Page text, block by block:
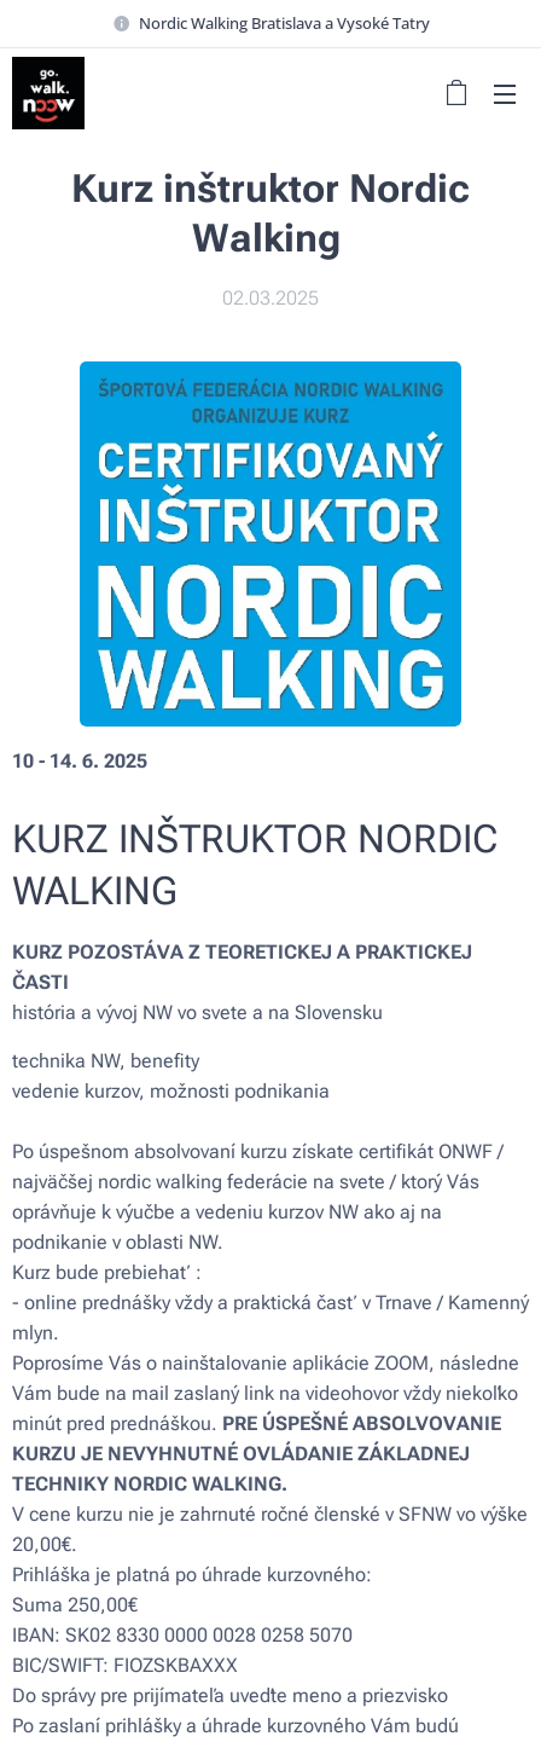
Nordic Walking Bratislava a Vysoké Tatry
Kurz inštruktor Nordic
Walking
02.03.2025
10 - 14. 6. 2025
KURZ INŠTRUKTOR NORDIC
WALKING
KURZ POZOSTÁVA Z TEORETICKEJ A PRAKTICKEJ
ČASTI
história a vývoj NW vo svete a na Slovensku
technika NW, benefity
vedenie kurzov, možnosti podnikania
Po úspešnom absolvovaní kurzu získate certifikát ONWF /
najväčšej nordic walking federácie na svete / ktorý Vás
oprávňuje k výučbe a vedeniu kurzov NW ako aj na
podnikanie v oblasti NW.
Kurz bude prebiehať :
- online prednášky vždy a praktická časť v Trnave / Kamenný
mlyn.
Poprosíme Vás o nainštalovanie aplikácie ZOOM, následne
Vám bude na mail zaslaný link na videohovor vždy niekoľko
minút pred prednáškou. PRE ÚSPEŠNÉ ABSOLVOVANIE
KURZU JE NEVYHNUTNÉ OVLÁDANIE ZÁKLADNEJ
TECHNIKY NORDIC WALKING.
V cene kurzu nie je zahrnuté ročné členské v SFNW vo výške
20,00€.
Prihláška je platná po úhrade kurzovného:
Suma 250,00€
IBAN: SK02 8330 0000 0028 0258 5070
BIC/SWIFT: FIOZSKBAXXX
Do správy pre prijímateľa uveďte meno a priezvisko
Po zaslaní prihlášky a úhrade kurzovného Vám budú